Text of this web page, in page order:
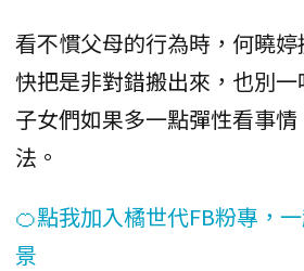
看不慣父母的行為時，何曉
快把是非對錯搬出來，也別一
子女們如果多一點彈性看事
法。
🍊點我加入橘世代FB粉專，
景